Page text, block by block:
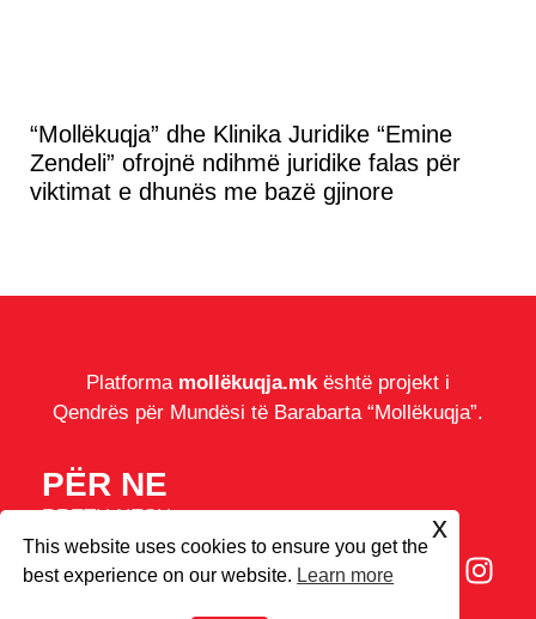
“Mollëkuqja” dhe Klinika Juridike “Emine
Zendeli” ofrojnë ndihmë juridike falas për
viktimat e dhunës me bazë gjinore
Platforma mollëkuqja.mkështë projekt i
Qendrës për Mundësi të Barabarta “Mollëkuqja”.
PËR NE
RRETH NESH
IMPRESUM
COOKIES
This website uses cookies to ensure you get the
best experience on our website. Learn more
x